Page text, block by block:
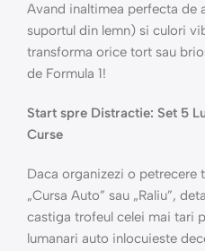
Avand inaltimea perfecta de
suportul din lemn) si culori
transforma orice tort sau
de Formula 1!
Start spre Distractie: Set 5
Curse
Daca organizezi o petrecere
„Cursa Auto” sau „Raliu”,
castiga trofeul celei mai tari
lumanari auto inlocuieste